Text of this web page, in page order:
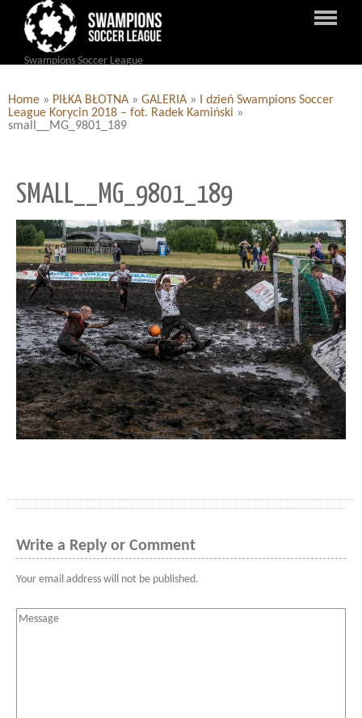
Swampions Soccer League
Home » PIŁKA BŁOTNA » GALERIA »
I dzień Swampions Soccer
League Korycin 2018 – fot. Radek Kamiński »
small__MG_9801_189
SMALL__MG_9801_189
Write a Reply or Comment
Your email address will not be published.